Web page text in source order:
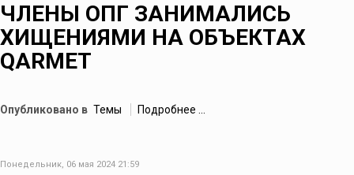
ЧЛЕНЫ ОПГ ЗАНИМАЛИСЬ
ХИЩЕНИЯМИ НА ОБЪЕКТАХ
QARMET
Опубликовано в Темы Подробнее ...
Понедельник, 06 мая 2024 21:59